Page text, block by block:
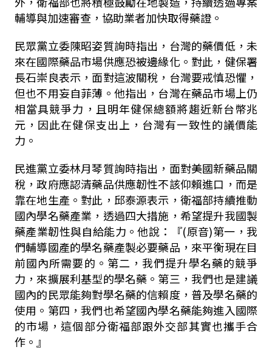
輔導與加速審查，協助業者加快取得藥證。
民眾黨立委陳昭姿質詢時指出，台灣的藥價低，未
來在國際藥品市場供應恐被邊緣化。對此，健保署
長石崇良表示，面對這波關稅，台灣要戒慎恐懼，
但也不用妄自菲薄。他指出，台灣在藥品市場上仍
相當具競爭力，且明年健保總額將趨近新台幣兆
元，因此在健保支出上，台灣有一致性的議價能
力。
民進黨立委林月琴質詢時指出，面對美國新藥品關
稅，政府應認清藥品供應韌性不該仰賴進口，而是
靠在地生產。對此，邱泰源表示，衛福部持續推動
國內學名藥產業，透過四大措施，希望提升我國製
藥產業韌性與自給能力。他說：『(原音)第一，我
們輔導國產的學名藥產製必要藥品，來平衡現在目
前國內所需要的。第二，我們提升學名藥的競爭
力，來擴展利基型的學名藥。第三，我們也是建議
國內的民眾能夠對學名藥的信賴度，普及學名藥的
使用。第四，我們也希望國內學名藥能夠進入國際
的市場，這個部分衛福部跟外交部其實也攜手合
作。』